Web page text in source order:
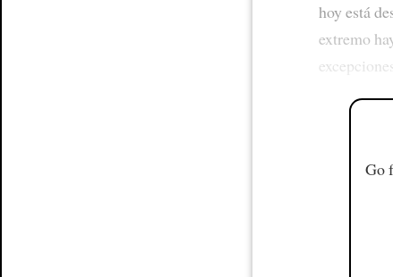
hoy está
extremo
Go